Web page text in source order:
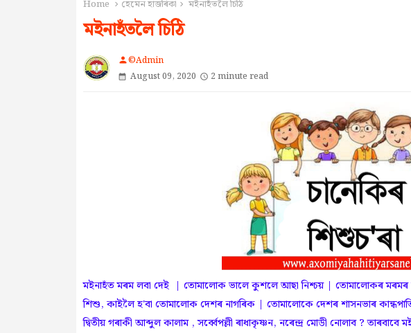
Home হেমেন হাজৰিকা মইনাহঁতলৈ চিঠি
মইনাহঁতলৈ চিঠি
person©Admin
August 09, 2020
2 minute read
মইনাহঁত মৰম লবা দেই | তোমালোক ভালে কুশলে আছা নিশ্চয় | তোমালোকৰ
শিশু, কাইলৈ হ'বা তোমালোক দেশৰ নাগৰিক | তোমালোকে দেশৰ শাসনভাৰ
দ্বিতীয় গৰাকী আব্দুল কালাম , সৰ্ব্বেপল্লী ৰাধাকৃষ্ণন, নৰেন্দ্র মোডী নোলাব ?